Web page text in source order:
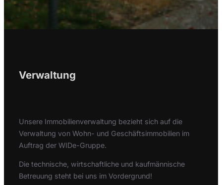
Verwaltung
Unsere Immobilienverwaltung bezieht sich auf die
Verwaltung von Wohn- und Geschäftsimmobilien im
Auftrag der WIDe-Gruppe.
Die technische, wirtschaftliche und kaufmännische
Betreuung steht bei uns im Vordergrund!